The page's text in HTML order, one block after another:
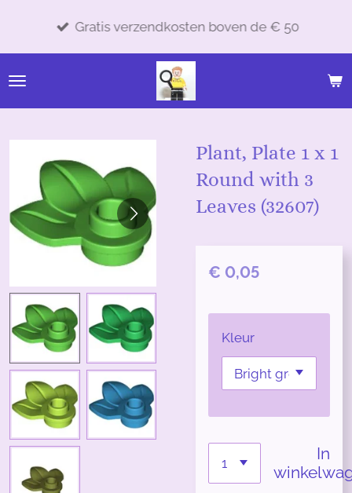
de
hoofdinhoud
Gratis verzendkosten boven de € 50
Plant, Plate 1 x 1
Round with 3
Leaves (32607)
€ 0,05
Kleur
In